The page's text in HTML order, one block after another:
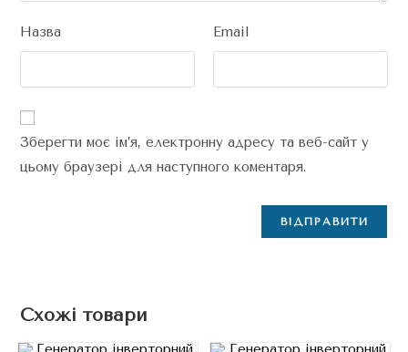
Назва Email
Зберегти моє ім’я, електронну адресу та веб-сайт у
цьому браузері для наступного коментаря.
Схожі товари